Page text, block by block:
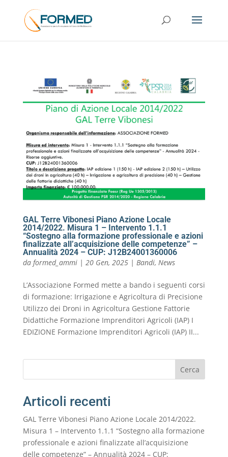
GAL Terre Vibonesi Piano Azione Locale
2014/2022. Misura 1 – Intervento 1.1.1
“Sostegno alla formazione professionale e azioni
finalizzate all’acquisizione delle competenze” –
Annualità 2024 – CUP: J12B24001360006
da formed_ammi| 20 Gen, 2025| Bandi, News
L’Associazione Formed mette a bando i seguenti corsi
di formazione: Irrigazione e Agricoltura di Precisione
Utilizzo dei Droni in Agricoltura Gestione Fattorie
Didattiche Formazione Imprenditori Agricoli (IAP) I
EDIZIONE Formazione Imprenditori Agricoli (IAP) II...
Cerca
Articoli recenti
GAL Terre Vibonesi Piano Azione Locale 2014/2022.
Misura 1 – Intervento 1.1.1 “Sostegno alla formazione
professionale e azioni finalizzate all’acquisizione
delle competenze” – Annualità 2024 – CUP: